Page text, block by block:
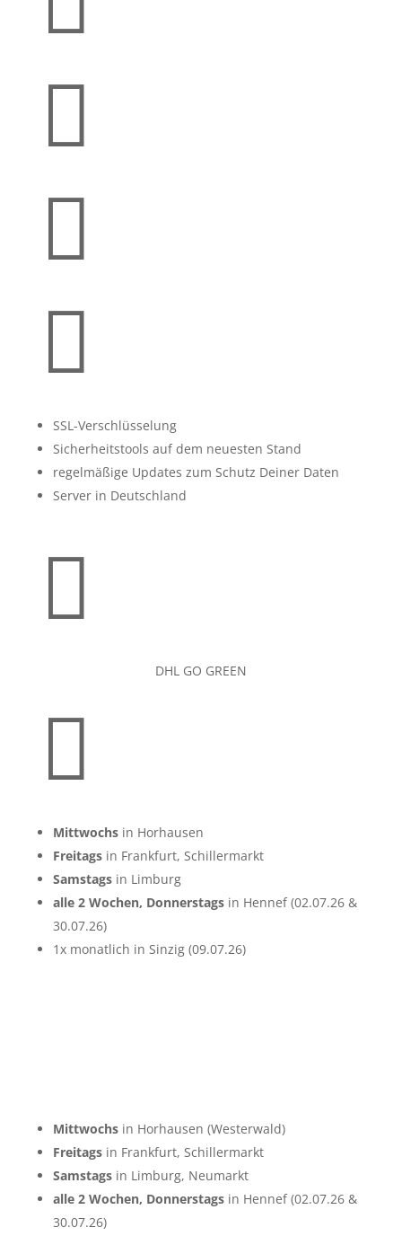



SSL-Verschlüsselung
Sicherheitstools auf dem neuesten Stand
regelmäßige Updates zum Schutz Deiner Daten
Server in Deutschland

DHL GO GREEN

Mittwochsin Horhausen
Freitagsin Frankfurt, Schillermarkt
Samstagsin Limburg
alle 2 Wochen, Donnerstagsin Hennef (02.07.26 &
30.07.26)
1x monatlich in Sinzig (09.07.26)
Mittwochsin Horhausen (Westerwald)
Freitagsin Frankfurt, Schillermarkt
Samstagsin Limburg, Neumarkt
alle 2 Wochen, Donnerstagsin Hennef (02.07.26 &
30.07.26)